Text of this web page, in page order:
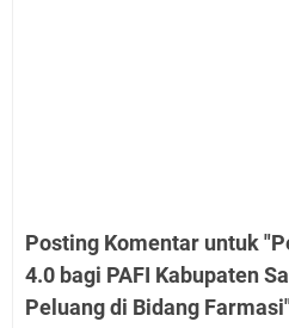
Posting Komentar untuk
4.0 bagi PAFI Kabupaten
Peluang di Bidang